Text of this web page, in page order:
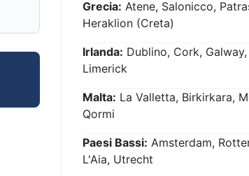
Grecia: Atene, Salonicco,
Heraklion (Creta)
Irlanda: Dublino, Cork, Galway,
Limerick
Malta: La Valletta, Birkirkara,
Qormi
Paesi Bassi: Amsterdam,
L'Aia, Utrecht